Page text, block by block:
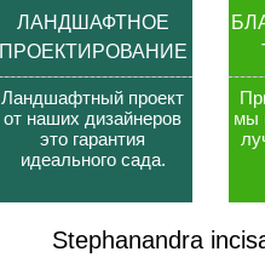
Stephanandra
ЛАНДШАФТНОЕ
ПРОЕКТИРОВАНИЕ
Ландшафтный проект
от наших дизайнеров
это гарантия
идеального сада.
мы